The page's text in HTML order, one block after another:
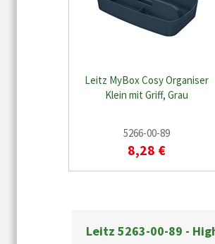
Leitz MyBox Cosy Organiser
Klein mit Griff, Grau
5266-00-89
8,28 €
Leitz 5263-00-89 -